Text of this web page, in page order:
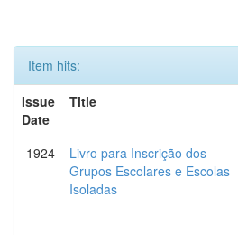
Item hits:
Issue
Date
Title
1924
Livro para Inscrição dos
Grupos Escolares e Escolas
Isoladas